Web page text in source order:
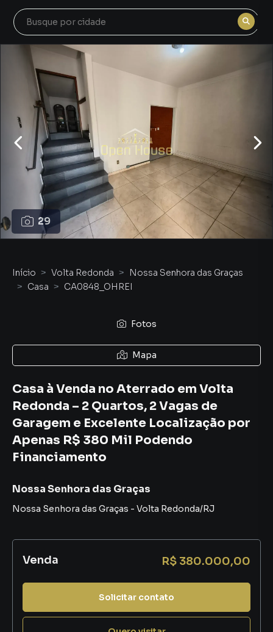
29
Início Volta Redonda
Nossa Senhora das Graças
Casa
CA0848_OHREI
Fotos
Mapa
Casa à Venda no Aterrado em Volta
Redonda – 2 Quartos, 2 Vagas de
Garagem e Excelente Localização por
Apenas R$ 380 Mil Podendo
Financiamento
Nossa Senhora das Graças
Nossa Senhora das Graças - Volta Redonda/RJ
Venda R$ 380.000,00
Solicitar contato